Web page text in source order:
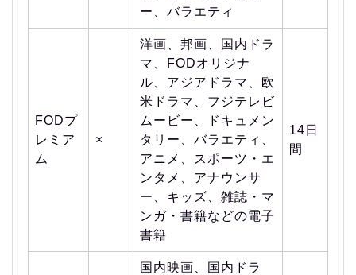
ー、バラエティ
FODプ
レミア
ム
×
洋画、邦画、国内ドラ
マ、FODオリジナ
ル、アジアドラマ、欧
米ドラマ、フジテレビ
ムービー、ドキュメン
タリー、バラエティ、
アニメ、スポーツ・エ
ンタメ、アナウンサ
ー、キッズ、雑誌・マ
ンガ・書籍などの電子
書籍
14日
間
国内映画、国内ドラ